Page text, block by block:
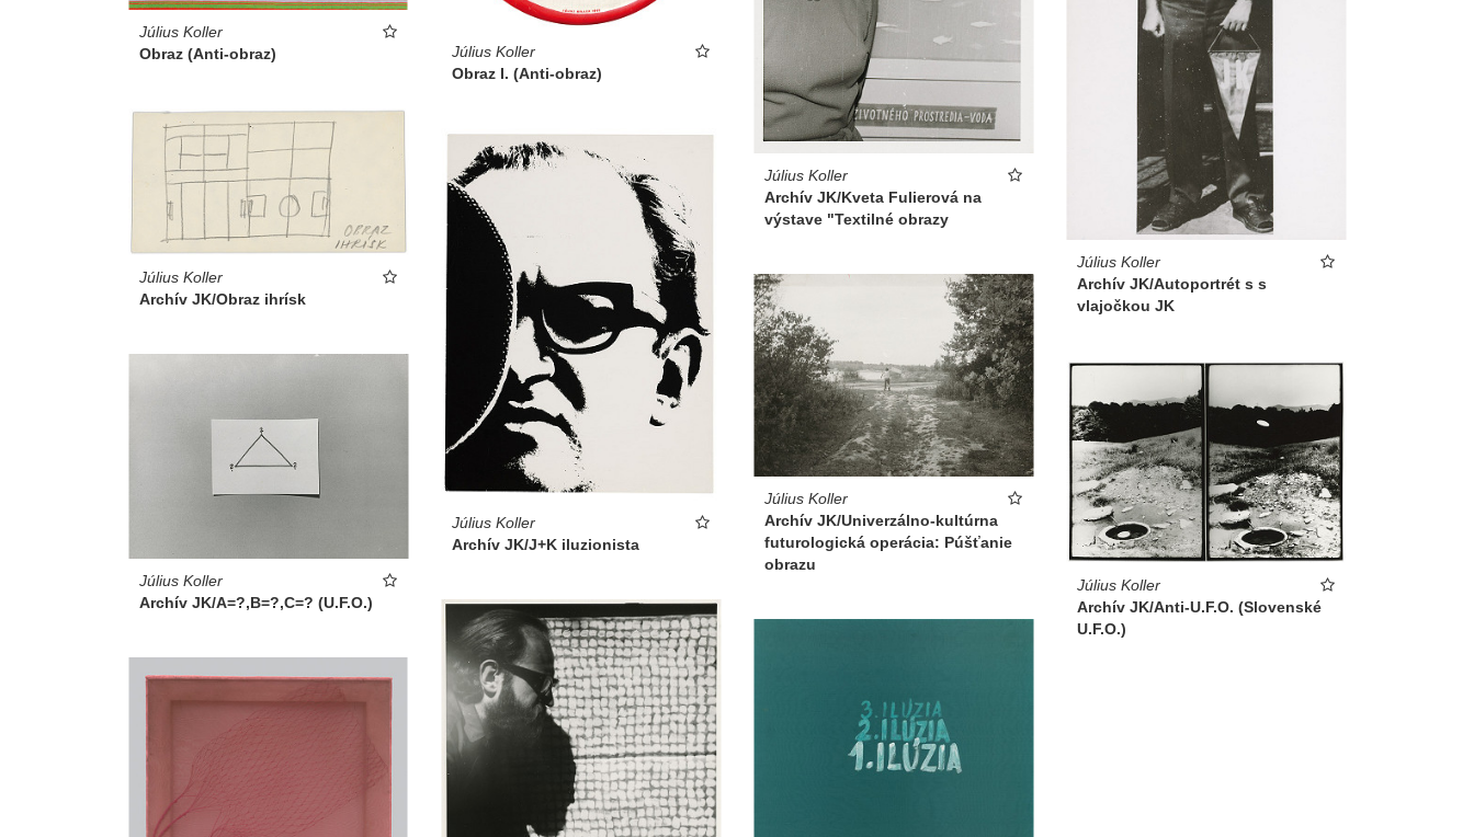
Július Koller
Obraz (Anti-obraz)
Július Koller
Obraz I. (Anti-obraz)
Július Koller
Archív JK/Kveta Fulierová na
výstave "Textilné obrazy
Július Koller
Archív JK/Autoportrét s s
vlajočkou JK
Július Koller
Archív JK/Obraz ihrísk
Július Koller
Archív JK/J+K iluzionista
Július Koller
Archív JK/Univerzálno-kultúrna
futurologická operácia: Púšťanie
obrazu
Július Koller
Archív JK/A=?,B=?,C=? (U.F.O.)
Július Koller
Archív JK/Anti-U.F.O. (Slovenské
U.F.O.)